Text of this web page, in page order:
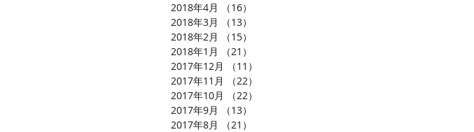
2018年4月
（16）
2018年3月
（13）
2018年2月
（15）
2018年1月
（21）
2017年12月
（11）
2017年11月
（22）
2017年10月
（22）
2017年9月
（13）
2017年8月
（21）